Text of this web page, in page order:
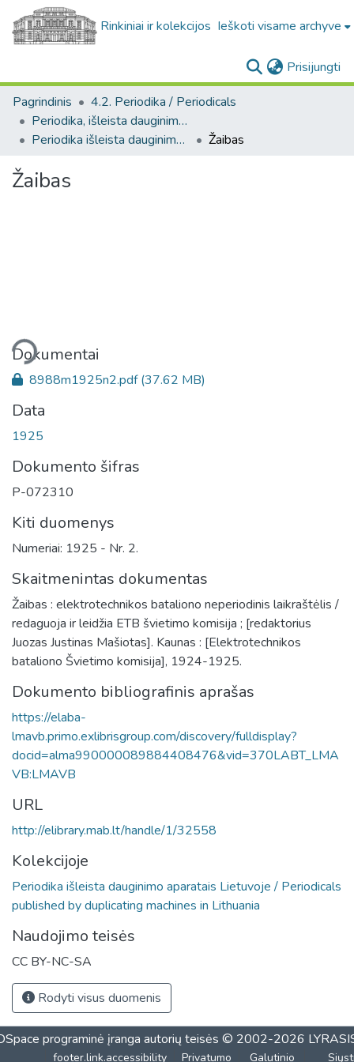
Rinkiniai ir kolekcijos Ieškoti visame archyve
Prisijungti
Pagrindinis
4.2. Periodika / Periodicals
Periodika, išleista dauginimo aparatais / Periodicals published by duplicating machines
Periodika išleista dauginimo aparatais Lietuvoje / Periodicals published by duplicating machines in Lithuania
Žaibas
Žaibas
Dokumentai
8988m1925n2.pdf(37.62 MB)
Data
1925
Dokumento šifras
P-072310
Kiti duomenys
Numeriai: 1925 - Nr. 2.
Skaitmenintas dokumentas
Žaibas : elektrotechnikos bataliono neperiodinis laikraštėlis /
redaguoja ir leidžia ETB švietimo komisija ; [redaktorius
Juozas Justinas Mašiotas]. Kaunas : [Elektrotechnikos
bataliono Švietimo komisija], 1924-1925.
Dokumento bibliografinis aprašas
https://elaba-
lmavb.primo.exlibrisgroup.com/discovery/fulldisplay?
docid=alma990000089884408476&vid=370LABT_LMA
VB:LMAVB
URL
http://elibrary.mab.lt/handle/1/32558
Kolekcijoje
Periodika išleista dauginimo aparatais Lietuvoje / Periodicals
published by duplicating machines in Lithuania
Naudojimo teisės
CC BY-NC-SA
Rodyti visus duomenis
programinė įranga autorių teisės © 2002-2026
footer.link.accessibility Privatumo Galutinio